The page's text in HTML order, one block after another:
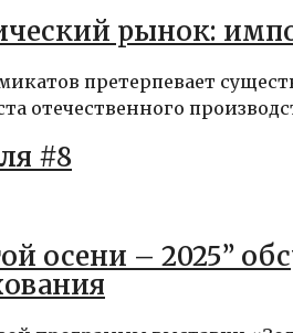
рынок:
претерпевает
отечественного
#8
осени – 2025”